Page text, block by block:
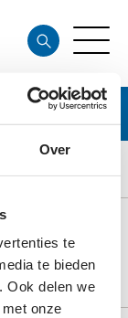
Over
te
te bieden
Ook delen we
onze